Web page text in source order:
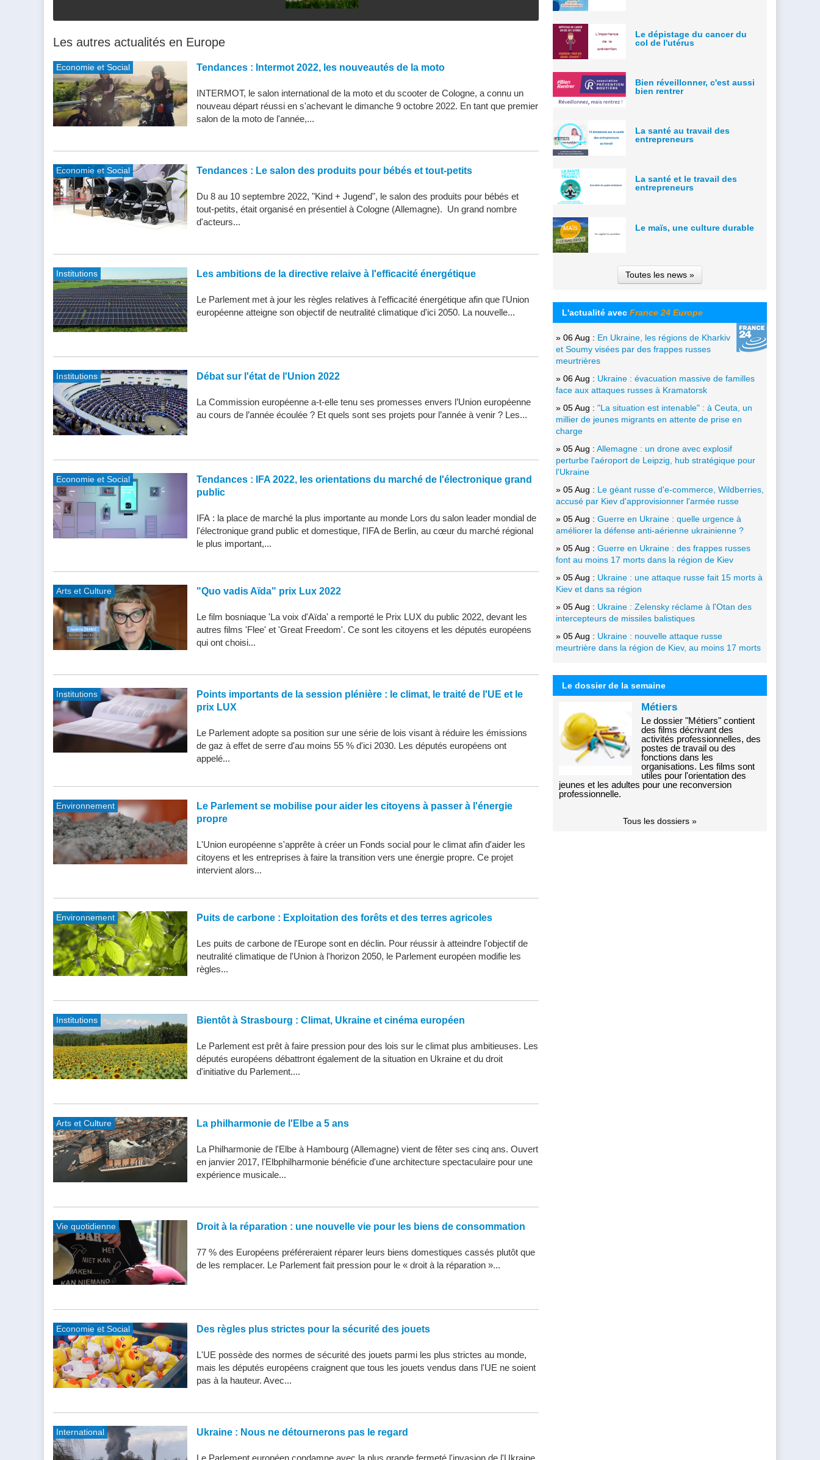
Les autres actualités en Europe
Economie et Social Tendances : Intermot 2022, les nouveautés de la moto
INTERMOT, le salon international de la moto et du scooter de Cologne, a connu un
nouveau départ réussi en s'achevant le dimanche 9 octobre 2022. En tant que premier
salon de la moto de l'année,...
Economie et Social Tendances : Le salon des produits pour bébés et tout-petits
Du 8 au 10 septembre 2022, "Kind + Jugend", le salon des produits pour bébés et
tout-petits, était organisé en présentiel à Cologne (Allemagne). Un grand nombre
d'acteurs...
Institutions Les ambitions de la directive relaive à l'efficacité énergétique
Le Parlement met à jour les règles relatives à l'efficacité énergétique afin que l'Union
européenne atteigne son objectif de neutralité climatique d'ici 2050. La nouvelle...
Institutions Débat sur l'état de l'Union 2022
La Commission européenne a-t-elle tenu ses promesses envers l’Union européenne
au cours de l’année écoulée ? Et quels sont ses projets pour l’année à venir ? Les...
Economie et Social
Tendances : IFA 2022, les orientations du marché de l'électronique grand
public
IFA : la place de marché la plus importante au monde Lors du salon leader mondial de
l'électronique grand public et domestique, l'IFA de Berlin, au cœur du marché régional
le plus important,...
Arts et Culture "Quo vadis Aïda" prix Lux 2022
Le film bosniaque 'La voix d'Aïda' a remporté le Prix LUX du public 2022, devant les
autres films 'Flee' et 'Great Freedom'. Ce sont les citoyens et les députés européens
qui ont choisi...
Institutions
Points importants de la session plénière : le climat, le traité de l'UE et le
prix LUX
Le Parlement adopte sa position sur une série de lois visant à réduire les émissions
de gaz à effet de serre d'au moins 55 % d'ici 2030. Les députés européens ont
appelé...
Environnement
Le Parlement se mobilise pour aider les citoyens à passer à l'énergie
propre
L'Union européenne s'apprête à créer un Fonds social pour le climat afin d'aider les
citoyens et les entreprises à faire la transition vers une énergie propre. Ce projet
intervient alors...
Environnement Puits de carbone : Exploitation des forêts et des terres agricoles
Les puits de carbone de l'Europe sont en déclin. Pour réussir à atteindre l'objectif de
neutralité climatique de l'Union à l'horizon 2050, le Parlement européen modifie les
règles...
Institutions Bientôt à Strasbourg : Climat, Ukraine et cinéma européen
Le Parlement est prêt à faire pression pour des lois sur le climat plus ambitieuses. Les
députés européens débattront également de la situation en Ukraine et du droit
d'initiative du Parlement....
Arts et Culture La philharmonie de l'Elbe a 5 ans
La Philharmonie de l'Elbe à Hambourg (Allemagne) vient de fêter ses cinq ans. Ouvert
en janvier 2017, l'Elbphilharmonie bénéficie d'une architecture spectaculaire pour une
expérience musicale...
Vie quotidienne Droit à la réparation : une nouvelle vie pour les biens de consommation
77 % des Européens préféreraient réparer leurs biens domestiques cassés plutôt que
de les remplacer. Le Parlement fait pression pour le « droit à la réparation »...
Economie et Social Des règles plus strictes pour la sécurité des jouets
L'UE possède des normes de sécurité des jouets parmi les plus strictes au monde,
mais les députés européens craignent que tous les jouets vendus dans l'UE ne soient
pas à la hauteur. Avec...
International Ukraine : Nous ne détournerons pas le regard
Le Parlement européen condamne avec la plus grande fermeté l'invasion de l'Ukraine
Le dépistage du cancer du
col de l'utérus
Bien réveillonner, c'est aussi
bien rentrer
La santé au travail des
entrepreneurs
La santé et le travail des
entrepreneurs
Le maïs, une culture durable
Toutes les news »
L'actualité avec France 24 Europe
» 06 Aug : En Ukraine, les régions de Kharkiv
et Soumy visées par des frappes russes
meurtrières
» 06 Aug : Ukraine : évacuation massive de familles
face aux attaques russes à Kramatorsk
» 05 Aug : "La situation est intenable" : à Ceuta, un
millier de jeunes migrants en attente de prise en
charge
» 05 Aug : Allemagne : un drone avec explosif
perturbe l'aéroport de Leipzig, hub stratégique pour
l'Ukraine
» 05 Aug : Le géant russe d'e-commerce, Wildberries,
accusé par Kiev d'approvisionner l'armée russe
» 05 Aug : Guerre en Ukraine : quelle urgence à
améliorer la défense anti-aérienne ukrainienne ?
» 05 Aug : Guerre en Ukraine : des frappes russes
font au moins 17 morts dans la région de Kiev
» 05 Aug : Ukraine : une attaque russe fait 15 morts à
Kiev et dans sa région
» 05 Aug : Ukraine : Zelensky réclame à l'Otan des
intercepteurs de missiles balistiques
» 05 Aug : Ukraine : nouvelle attaque russe
meurtrière dans la région de Kiev, au moins 17 morts
Le dossier de la semaine
Métiers
Le dossier "Métiers" contient
des films décrivant des
activités professionnelles, des
postes de travail ou des
fonctions dans les
organisations. Les films sont
utiles pour l'orientation des
jeunes et les adultes pour une reconversion
professionnelle.
Tous les dossiers »